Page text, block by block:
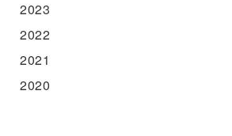
2023
2022
2021
2020